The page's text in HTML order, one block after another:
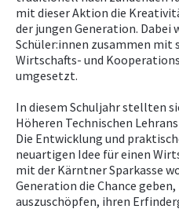
mit dieser Aktion die
der jungen Generation. Dabei
Schüler:innen zusammen mit
Wirtschafts- und
umgesetzt.
In diesem Schuljahr stellten
Höheren Technischen
Die Entwicklung und
neuartigen Idee für einen
mit der Kärntner Sparkasse
Generation die Chance
auszuschöpfen, ihren